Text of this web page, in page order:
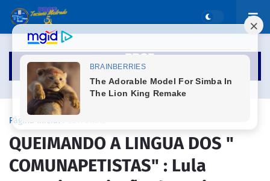
Página inicial
QUEIMANDO A LINGUA DOS "
COMUNAPETISTAS" : Lula